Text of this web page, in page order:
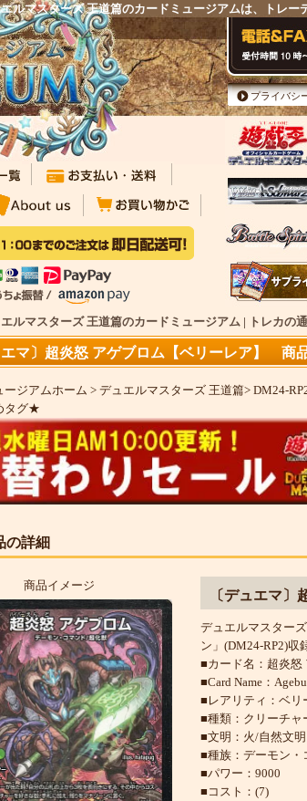
ルマスターズ 王道篇のカードミュージアムは、トレー
プライバシ
ルマスターズ 王道篇のカードミュージアム | トレカの
エマ〕超炎怒 アゲブロム【ベリーレア】 商
ージアムホーム > デュエルマスターズ 王道篇> DM24-
タグ★
の詳細
商品イメージ
〔デュエマ〕
デュエルマスター
ン」(DM24-RP2)収
■カード名：超炎怒
■Card Name：
■レアリティ：ベリ
■種類：クリーチャ
■文明：火/自然文明
■種族：デーモン・
■パワー：9000
■コスト：(7)